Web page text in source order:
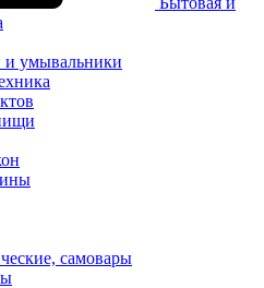
и умывальники
самовары